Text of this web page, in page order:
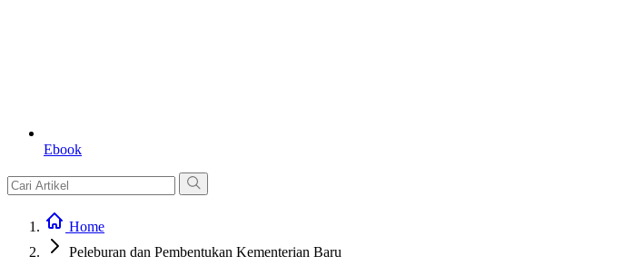
Ebook
Home
Peleburan dan Pembentukan Kementerian Baru